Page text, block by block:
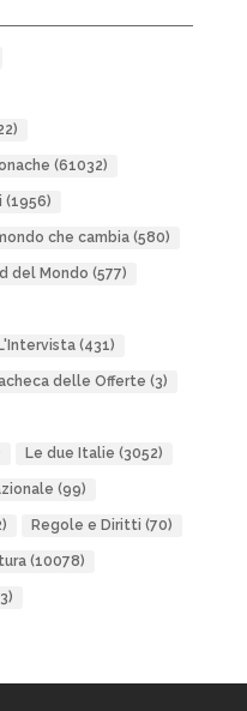
(61032)
(1956)
che cambia(580)
del Mondo (577)
L'Intervista(431)
delle Offerte (3)
Le due Italie (3052)
(99)
Regole e Diritti (70)
(10078)